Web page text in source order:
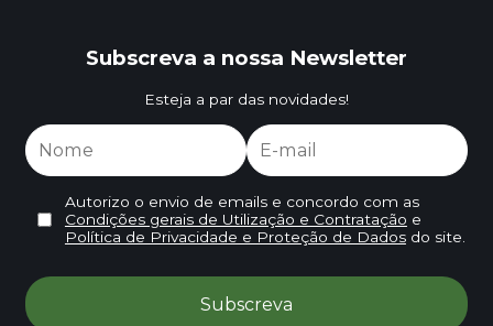
Subscreva a nossa Newsletter
Esteja a par das novidades!
Autorizo o envio de emails e concordo com as
Condições gerais de Utilização e Contratação e
Política de Privacidade e Proteção de Dadosdo site.